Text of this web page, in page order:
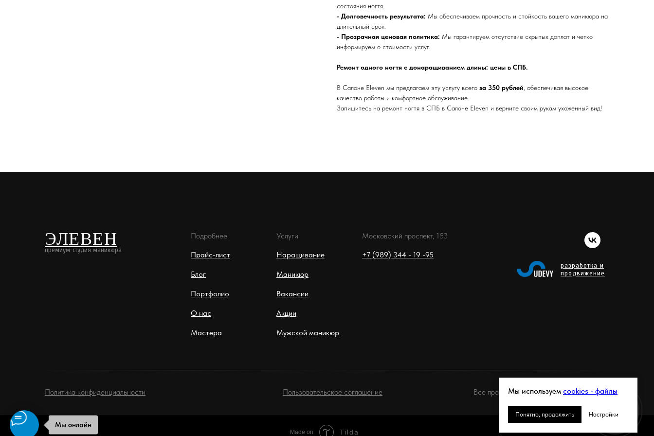
Мы используем cookies - файлы
Понятно, продолжить Настройки
состояния ногтя.
- Долговечность результата: Мы обеспечиваем прочность и стойкость вашего маникюра на
длительный срок.
- Прозрачная ценовая политика: Мы гарантируем отсутствие скрытых доплат и четко
информируем о стоимости услуг.
Ремонт одного ногтя с донаращиванием длины: цены в СПБ.
В Салоне Eleven мы предлагаем эту услугу всего за 350 рублей , обеспечивая высокое
качество работы и комфортное обслуживание.
Запишитесь на ремонт ногтя в СПБ в Салоне Eleven и верните своим рукам ухоженный вид!
Мы онлайн
премиум-студия маникюра
Московский проспект, 153
+7 (989) 344 - 19 -95
ЭЛЕВЕН
разработка и
продвижение
Политика конфиденциальности Пользовательское соглашение Все права защищены © ЭЛЕВЕН, 2026
Услуги
Наращивание
Маникюр
Вакансии
Акции
Мужской маникюр
Подробнее
Прайс-лист
Блог
Портфолио
О нас
Мастера
запись
Made on Tilda